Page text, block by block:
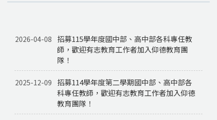
2026-04-08
招募115學年度國中部、高中部各科專任教
師，歡迎有志教育工作者加入仰德教育團
隊！
2025-12-09
招募114學年度第二學期國中部、高中部各
科專任教師，歡迎有志教育工作者加入仰德
教育團隊！